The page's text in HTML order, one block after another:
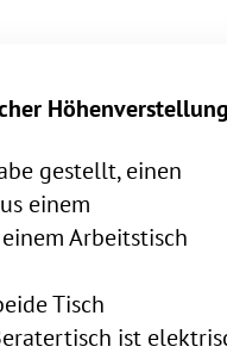
gestellt, einen
einem
Arbeitstisch
Tisch
ist